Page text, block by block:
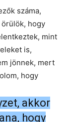
száma,
hogy
mint
is,
jönnek, mert
hogy
akkor
hogy